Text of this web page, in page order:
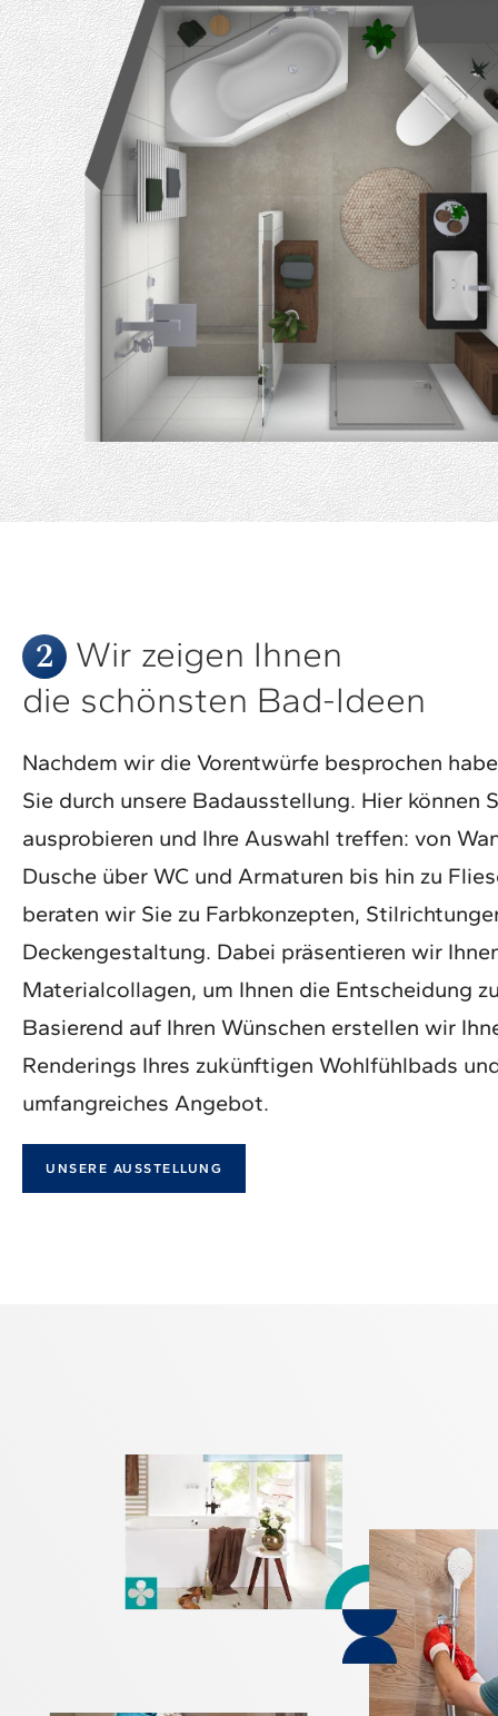
2 Wir zeigen Ihnen
die schönsten Bad-Ideen
Nachdem wir die Vorentwürfe besprochen
Sie durch unsere Badausstellung. Hier können
ausprobieren und Ihre Auswahl treffen: von
Dusche über WC und Armaturen bis hin zu
beraten wir Sie zu Farbkonzepten,
Deckengestaltung. Dabei präsentieren wir
Materialcollagen, um Ihnen die Entscheidung
Basierend auf Ihren Wünschen erstellen wir
Renderings Ihres zukünftigen Wohlfühlbads
umfangreiches Angebot.
UNSERE AUSSTELLUNG